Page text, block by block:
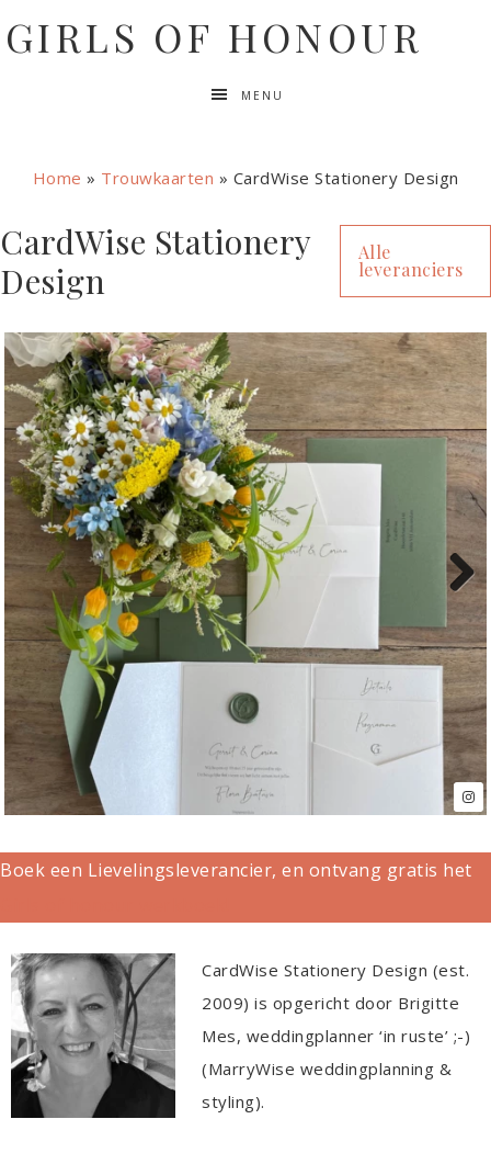
GIRLS OF HONOUR
MENU
Home » Trouwkaarten » CardWise Stationery Design
CardWise Stationery
Design
Alle
leveranciers
Next
Boek een Lievelingsleverancier, en ontvang gratis het
CardWise Stationery Design (est.
2009) is opgericht door Brigitte
Mes, weddingplanner ‘in ruste’ ;-)
(MarryWise weddingplanning &
styling).